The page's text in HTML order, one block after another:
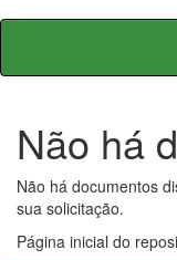
Skip
Não há
Não há documentos
sua solicitação.
Página inicial do